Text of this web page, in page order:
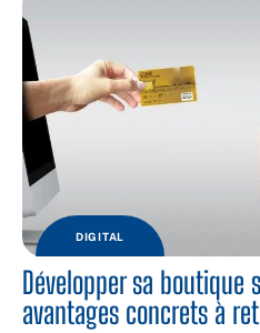
DIGITAL
Développer sa boutique
avantages concrets à